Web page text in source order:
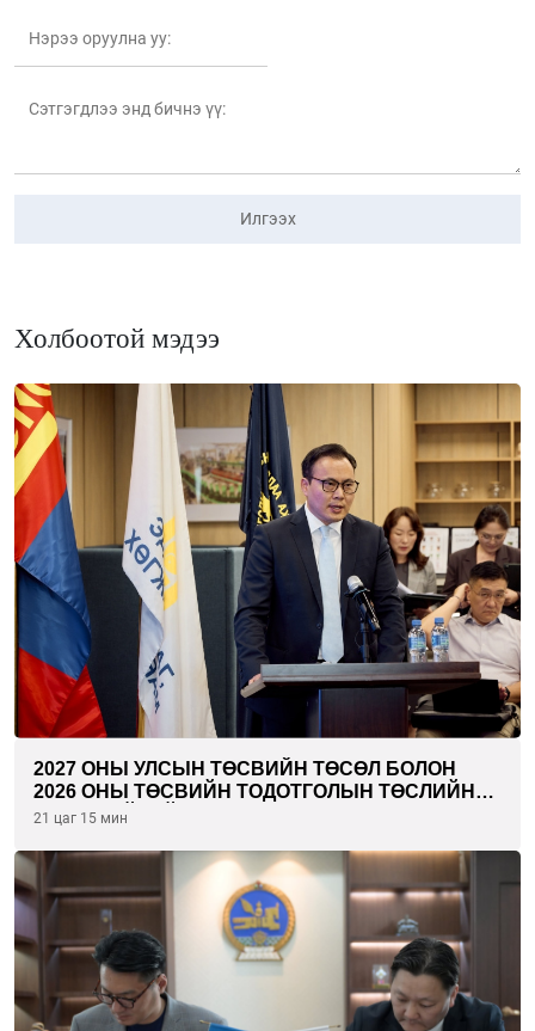
Илгээх
Холбоотой мэдээ
2027 ОНЫ УЛСЫН ТӨСВИЙН ТӨСӨЛ БОЛОН
2026 ОНЫ ТӨСВИЙН ТОДОТГОЛЫН ТӨСЛИЙН
ОЛОН НИЙТИЙН ХЭЛЭЛЦҮҮЛЭГ БОЛЛОО
21 цаг 15 мин